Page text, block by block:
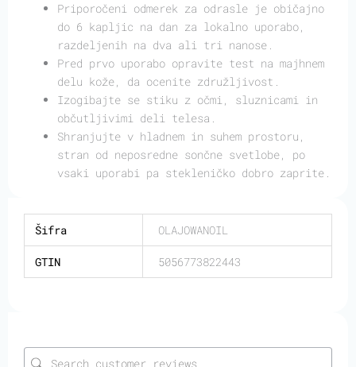
Priporočeni odmerek za odrasle je običajno
do 6 kapljic na dan za lokalno uporabo,
razdeljenih na dva ali tri nanose.
Pred prvo uporabo opravite test na majhnem
delu kože, da ocenite združljivost.
Izogibajte se stiku z očmi, sluznicami in
občutljivimi deli telesa.
Shranjujte v hladnem in suhem prostoru,
stran od neposredne sončne svetlobe, po
vsaki uporabi pa stekleničko dobro zaprite.
Šifra OLAJOWANOIL
GTIN 5056773822443